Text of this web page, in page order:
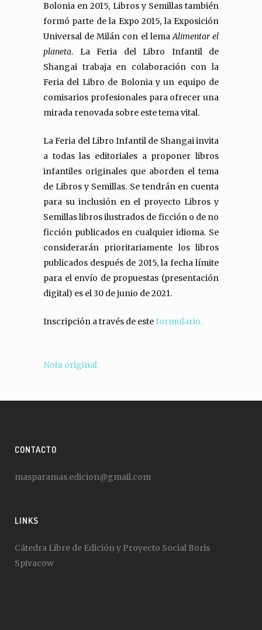
Bolonia en 2015, Libros y Semillas también
formó parte de la Expo 2015, la Exposición
Universal de Milán con el lemaAlimentar el
planeta. La Feria del Libro Infantil de
Shangai trabaja en colaboración con la
Feria del Libro de Bolonia y un equipo de
comisarios profesionales para ofrecer una
mirada renovada sobre este tema vital.
La Feria del Libro Infantil de Shangai invita
a todas las editoriales a proponer libros
infantiles originales que aborden el tema
de Libros y Semillas. Se tendrán en cuenta
para su inclusión en el proyecto Libros y
Semillas libros ilustrados de ficción o de no
ficción publicados en cualquier idioma. Se
considerarán prioritariamente los libros
publicados después de 2015, la fecha límite
para el envío de propuestas (presentación
digital) es el 30 de junio de 2021.
Inscripción a través de esteformulario.
Nota original.
CONTACTO
masparamas.edicion@gmail.com
LINKS
Cátedra Libre de Edición y Proyecto Social Boris
Spivacow